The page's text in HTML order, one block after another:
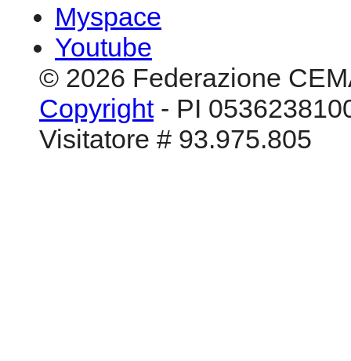
Myspace
Youtube
© 2026 Federazione
Copyright- PI
Visitatore # 93.975.805